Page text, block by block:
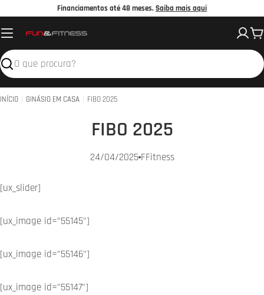
o
conteúdo
Financiamentos até 48 meses.Saiba mais aqui
Pesquisar
INÍCIO GINÁSIO EM CASA FIBO 2025
FIBO 2025
24/04/2025FFitness
[ux_slider]
[ux_image id="55145"]
[ux_image id="55146"]
[ux_image id="55147"]